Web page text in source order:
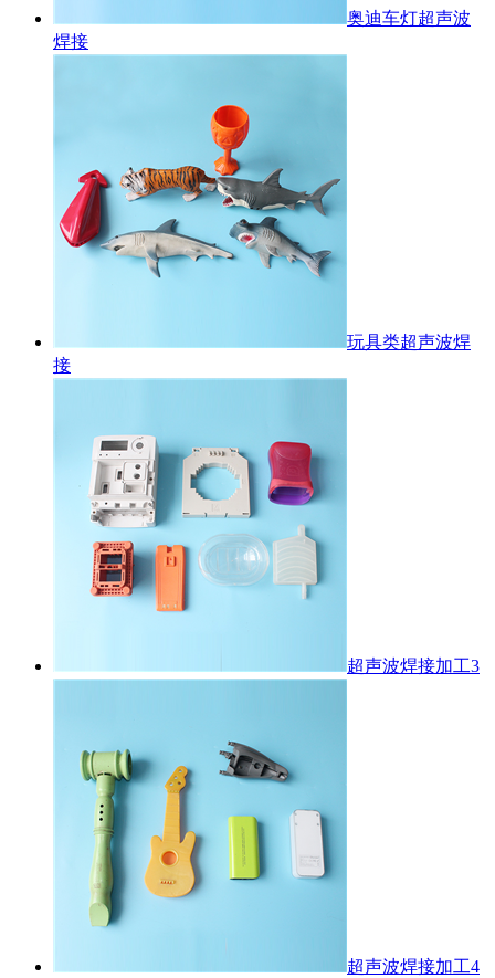
奥迪车灯超声波
焊接
玩具类超声波焊
接
超声波焊接加工3
超声波焊接加工4